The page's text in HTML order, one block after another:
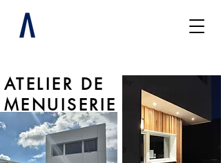
ATELIER DE
MENUISERIE